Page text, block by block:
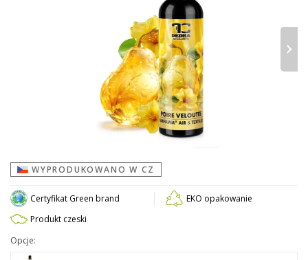
›
WYPRODUKOWANO W CZ
Certyfikat Green brand
EKO opakowanie
Produkt czeski
Opcje: